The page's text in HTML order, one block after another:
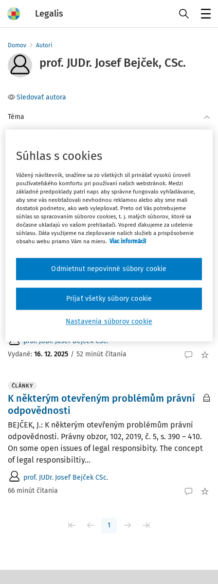
Legalis
Domov Autori
prof. JUDr. Josef Bejček, CSc.
Sledovať autora
Téma
Filter
Počet vyhľadaných dokumentov:2
Zoradiť podľa:
Najnovšie Najstaršie
Vývoj antitrustu na pozadí širšího
cílového regulatorního zmatení
Úvodem V příspěvku se zamýšlím nad některými
koncepčními problémy, s nimiž se potýká antitrustová
regulace u nás i ve světě. Jde však jen o jeden z projevů
prof. JUDr. Josef Bejček CSc.
Vydané: 16. 12. 2025 / 52 minút čítania
ČLÁNKY
K některým otevřeným problémům právní
odpovědnosti
BEJČEK, J.: K některým otevřeným problémům právní
odpovědnosti. Právny obzor, 102, 2019, č. 5, s. 390 – 410.
On some open issues of legal responsibity. The concept
of legal responsibiltiy...
prof. JUDr. Josef Bejček CSc.
66 minút čítania
1
Súhlas s cookies
Vážený návštevník, snažíme sa zo všetkých síl prinášať vysokú úroveň
používateľského komfortu pri používaní našich webstránok. Medzi
základné predpoklady patrí napr. aby správne fungovalo vyhľadávanie,
aby sme vás neobťažovali nevhodnou reklamou alebo aby sme mali
dostatok podnetov, ako web vylepšovať. Preto od Vás potrebujeme
súhlas so spracovaním súborov cookies, t. j. malých súborov, ktoré sa
dočasne ukladajú vo vašom prehliadači. Vopred ďakujeme za udelenie
súhlasu. Dáta využijeme na zlepšovanie našich služieb a prispôsobenie
obsahu webu priamo Vám na mieru. Viac informácií
Nastavenia súborov cookie
Odmietnut nepovinné súbory cookie
Prijať všetky súbory cookie